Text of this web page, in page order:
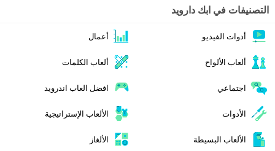
التصنيفات في ابك دارويد
أدوات الفيديو أعمال
ألعاب الألواح ألعاب الكلمات
اجتماعي افضل العاب اندرويد
الأدوات الألعاب الإستراتيجية
الألعاب البسيطة الألغاز